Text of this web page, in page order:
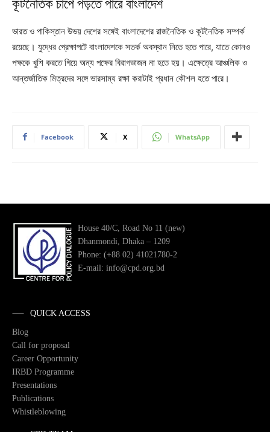
কূটনৈতিক চাপে পড়তে পারে বাংলাদেশ
ভারত ও পাকিস্তান উভয় দেশের সঙ্গেই বাংলাদেশের রাজনৈতিক ও কূটনৈতিক সম্পর্ক
রয়েছে। যুদ্ধের প্রেক্ষাপটে বাংলাদেশকে সতর্ক অবস্থান নিতে হতে পারে, যাতে কোনও
পক্ষকে খুশি করতে গিয়ে অন্য পক্ষের বিরাগভাজন না হতে হয়। এক্ষেত্রে আঞ্চলিক ও
আন্তর্জাতিক মিত্রদের সঙ্গে ভারসাম্য রক্ষা করাটাই প্রধান কৌশল হতে পারে।
Facebook X WhatsApp
House 40/C, Road No 11 (new)
Dhanmondi, Dhaka – 1209
Phone: (+88 02) 41021780-2
E-mail: info@cpd.org.bd
QUICK ACCESS
Blog
Call for proposal
Career Opportunity
IRBD Programme
Presentations
Publications
Whistleblowing